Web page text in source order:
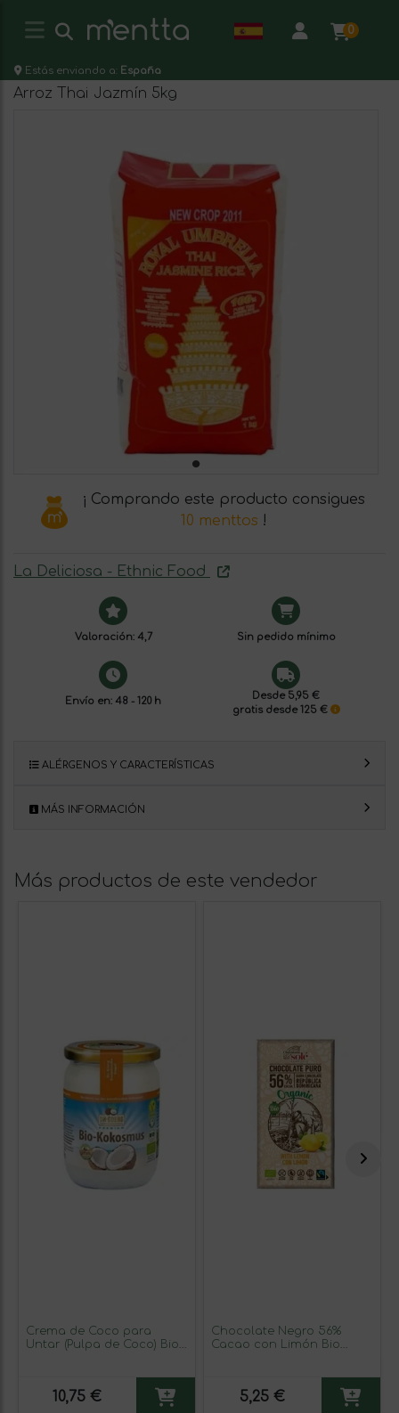
0
Estás enviando a: España
Arroz Thai Jazmín 5kg
¡ Comprando este producto consigues
10 menttos !
La Deliciosa - Ethnic Food
Valoración: 4,7 Sin pedido mínimo
Envío en: 48 - 120 h
Desde 5,95 €
gratis desde 125 €
ALÉRGENOS Y CARACTERÍSTICAS
MÁS INFORMACIÓN
Más productos de este vendedor
Crema de Coco para
Untar (Pulpa de Coco) Bio
10,75 €
Chocolate Negro 56%
Cacao con Limón Bio
5,25 €